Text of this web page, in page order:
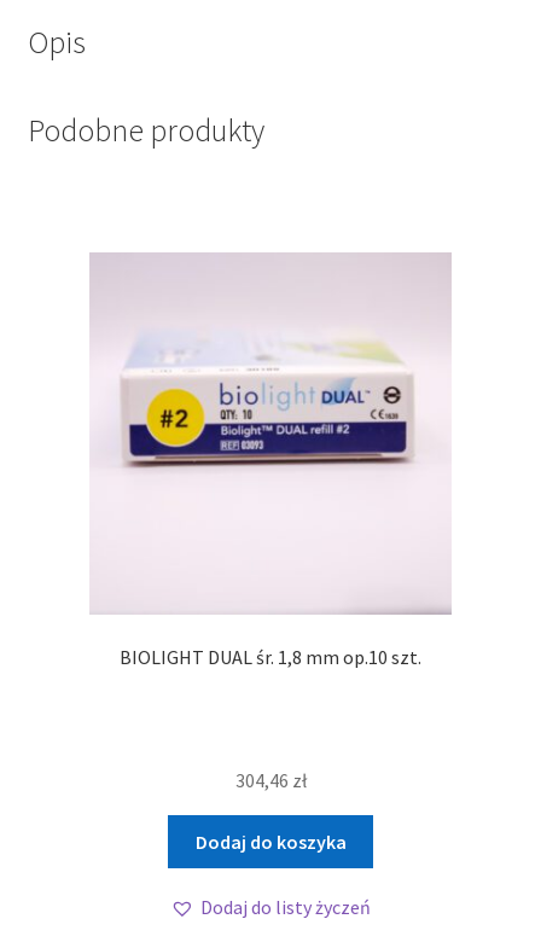
Opis
Podobne produkty
BIOLIGHT DUAL śr. 1,8 mm op.10 szt.
304,46 zł
Dodaj do koszyka
Dodaj do listy życzeń